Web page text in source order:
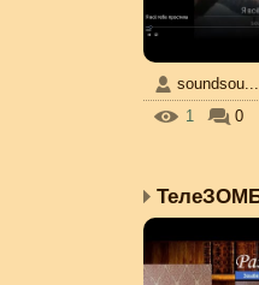
soundsou...
1
0